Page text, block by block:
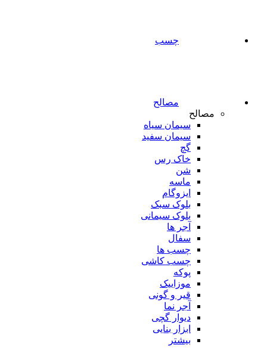
چسب
مصالح
مصالح
سیمان سیاه
سیمان سفید
گچ
خاک رس
شن
ماسه
ایزوگام
بلوک سبک
بلوک سیمانی
آجر ها
سفال
چسب ها
چسب کاشی
پوکه
موزاییک
قیر و گونی
آجر نما
دیوار گچی
ابزار بنایی
بیشتر